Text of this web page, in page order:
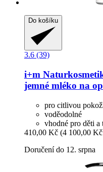
Do košíku
3.6 (39)
i+m
jemné mléko na
pro citlivou
voděodolné
vhodné pro děti a
410,00 Kč (4 100,00
Doručení do 12. srpna